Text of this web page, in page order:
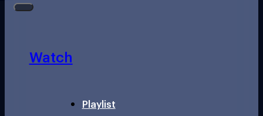
Watch
Playlist